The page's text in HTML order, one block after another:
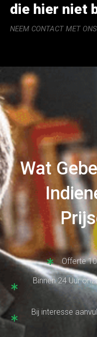
die hier niet
NEEM CONTACT MET
Wat
Offerte
Binnen 24 Uur
Bij interesse